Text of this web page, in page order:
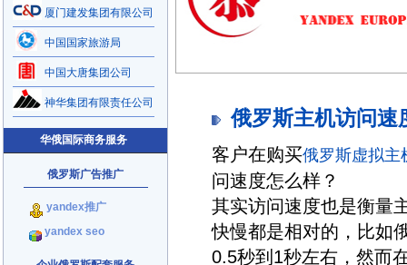
厦门建发集团有限公司
中国国家旅游局
中国大唐集团公司
神华集团有限责任公司
华俄国际商务服务
俄罗斯广告推广
yandex推广
yandex seo
俄罗斯主机访问速
客户在购买俄罗斯虚拟主
问速度怎么样？
其实访问速度也是衡量
快慢都是相对的，比如
0.5秒到1秒左右，然而